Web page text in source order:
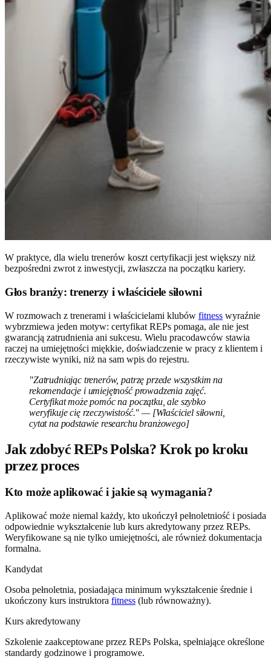
W praktyce, dla wielu trenerów koszt certyfikacji jest większy niż
bezpośredni zwrot z inwestycji, zwłaszcza na początku kariery.
Głos branży: trenerzy i właściciele siłowni
W rozmowach z trenerami i właścicielami klubów fitness wyraźnie
wybrzmiewa jeden motyw: certyfikat REPs pomaga, ale nie jest
gwarancją zatrudnienia ani sukcesu. Wielu pracodawców stawia
raczej na umiejętności miękkie, doświadczenie w pracy z klientem i
rzeczywiste wyniki, niż na sam wpis do rejestru.
"Zatrudniając trenerów, patrzę przede wszystkim na
rekomendacje i umiejętność prowadzenia zajęć.
Certyfikat może pomóc na początku, ale szybko
weryfikuje cię rzeczywistość." — [Właściciel siłowni,
cytat na podstawie researchu branżowego]
Jak zdobyć REPs Polska? Krok po kroku
przez proces
Kto może aplikować i jakie są wymagania?
Aplikować może niemal każdy, kto ukończył pełnoletniość i posiada
odpowiednie wykształcenie lub kurs akredytowany przez REPs.
Weryfikowane są nie tylko umiejętności, ale również dokumentacja
formalna.
Kandydat
Osoba pełnoletnia, posiadająca minimum wykształcenie średnie i
ukończony kurs instruktora fitness (lub równoważny).
Kurs akredytowany
Szkolenie zaakceptowane przez REPs Polska, spełniające określone
standardy godzinowe i programowe.